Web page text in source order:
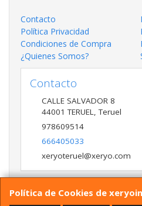
Política de Cookies de
Contacto
Política Privacidad
Condiciones de Compra
¿Quienes Somos?
Contacto
CALLE SALVADOR 8
44001 TERUEL,Teruel
978609514
666405033
xeryoteruel@xeryo.com
Horario